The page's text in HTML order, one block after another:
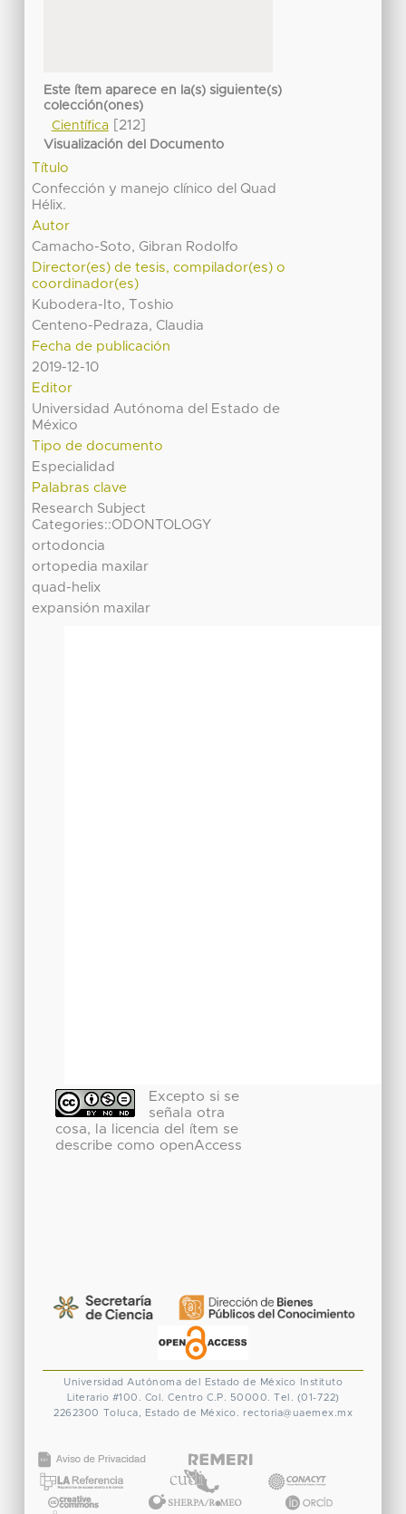
Este ítem aparece en la(s) siguiente(s)
colección(ones)
Científica[212]
Visualización del Documento
Título
Confección y manejo clínico del Quad
Hélix.
Autor
Camacho-Soto, Gibran Rodolfo
Director(es) de tesis, compilador(es) o
coordinador(es)
Kubodera-Ito, Toshio
Centeno-Pedraza, Claudia
Fecha de publicación
2019-12-10
Editor
Universidad Autónoma del Estado de
México
Tipo de documento
Especialidad
Palabras clave
Research Subject
Categories::ODONTOLOGY
ortodoncia
ortopedia maxilar
quad-helix
expansión maxilar
Excepto si se
señala otra
cosa, la licencia del ítem se
describe como openAccess
Universidad Autónoma del Estado de México
Instituto
Literario #100. Col. Centro C.P. 50000. Tel. (01-722)
2262300 Toluca, Estado de México. rectoria@uaemex.mx